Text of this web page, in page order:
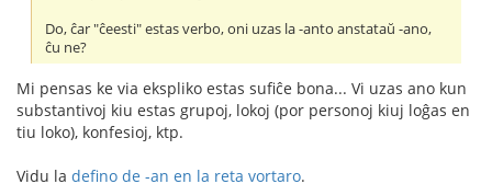
Do, ĉar "ĉeesti" estas verbo, oni uzas la -anto anstataŭ -ano,
ĉu ne?
Mi pensas ke via ekspliko estas sufiĉe bona... Vi uzas ano kun
substantivoj kiu estas grupoj, lokoj (por personoj kiuj loĝas en
tiu loko), konfesioj, ktp.
Vidu la defino de -an en la reta vortaro.